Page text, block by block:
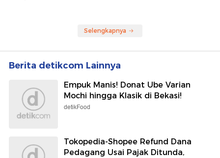
Selengkapnya
Berita detikcom Lainnya
Empuk Manis! Donat Ube Varian
Mochi hingga Klasik di Bekasi!
detikFood
Tokopedia-Shopee Refund Dana
Pedagang Usai Pajak Ditunda,